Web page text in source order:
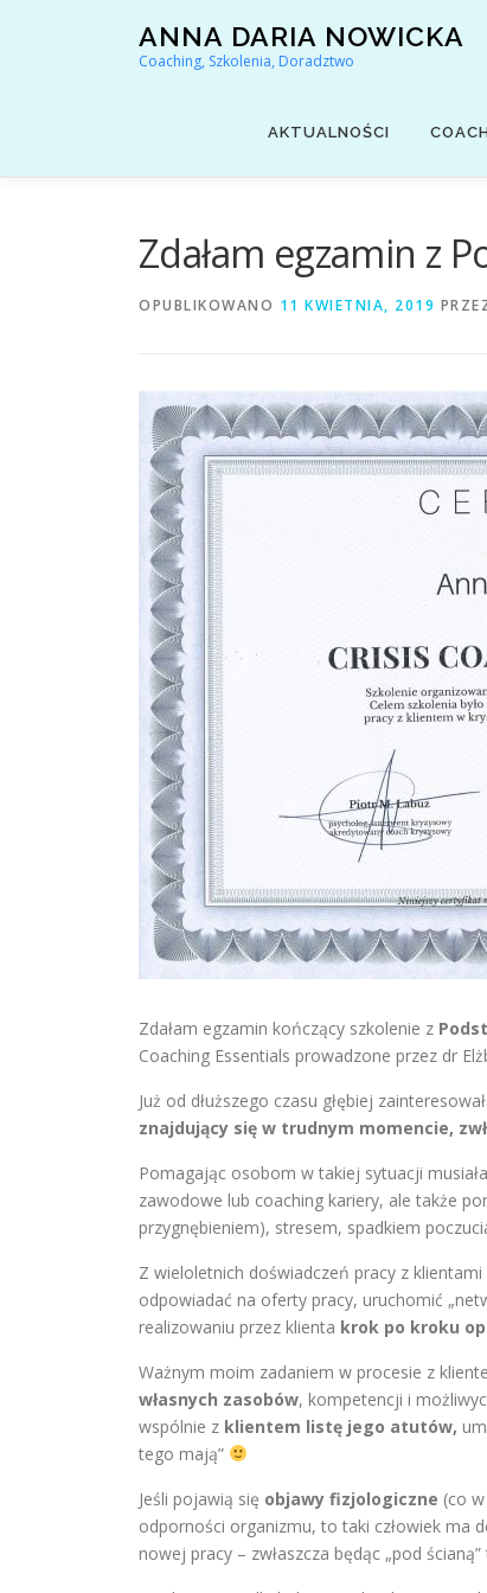
ANNA DARIA NOWICKA
Coaching, Szkolenia, Doradztwo
AKTUALNOŚCI
Zdałam egzamin z
OPUBLIKOWANO 11 KWIETNIA, 2019
Zdałam egzamin kończący szkolenie z
Coaching Essentials prowadzone przez dr
Już od dłuższego czasu głębiej
znajdujący się w trudnym momencie,
Pomagając osobom w takiej sytuacji
zawodowe lub coaching kariery, ale także
przygnębieniem), stresem, spadkiem
Z wieloletnich doświadczeń pracy z
odpowiadać na oferty pracy, uruchomić
realizowaniu przez klienta krok po kroku
Ważnym moim zadaniem w procesie z
własnych zasobów, kompetencji i
wspólnie z klientem listę jego atutów,
tego mają”
Jeśli pojawią się objawy fizjologiczne (co
odporności organizmu, to taki człowiek ma
nowej pracy – zwłaszcza będąc „pod